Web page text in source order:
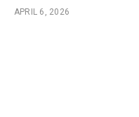
APRIL 6, 2026